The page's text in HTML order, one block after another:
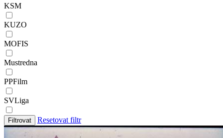
KSM
KUZO
MOFIS
Mustredna
PPFilm
SVLiga
Filtrovat Resetovat filtr